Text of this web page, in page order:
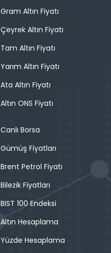
Gram Altın Fiyatı
Çeyrek Altın Fiyatı
Tam Altın Fiyatı
Yarım Altın Fiyatı
Ata Altın Fiyatı
Altın ONS Fiyatı
Canlı Borsa
Gümüş Fiyatları
Brent Petrol Fiyatı
Bilezik Fiyatları
BIST 100 Endeksi
Altın Hesaplama
Yüzde Hesaplama